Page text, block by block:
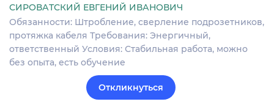
СИРОВАТСКИЙ ЕВГЕНИЙ ИВАНОВИЧ
Обязанности: Штробление, сверление подрозетников,
протяжка кабеля Требования: Энергичный,
ответственный Условия: Стабильная работа, можно
без опыта, есть обучение
Откликнуться